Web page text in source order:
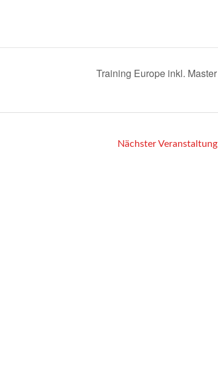
Training Europe inkl. Master
Nächster Veranstaltung